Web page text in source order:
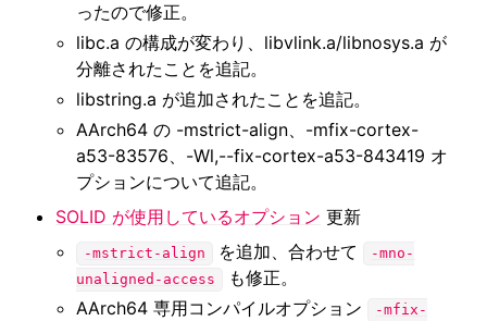
ったので修正。
libc.a の構成が変わり、libvlink.a/libnosys.a が
分離されたことを追記。
libstring.a が追加されたことを追記。
AArch64 の -mstrict-align、-mfix-cortex-
a53-83576、-Wl,--fix-cortex-a53-843419 オ
プションについて追記。
SOLID が使用しているオプション 更新
-mstrict-align を追加、合わせて
-mno-
unaligned-access
も修正。
AArch64 専用コンパイルオプション
-mfix-